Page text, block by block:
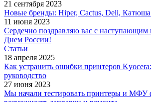
21 сентября 2023
Новые бренды: Hiper, Cactus, Deli,
11 июня 2023
Сердечно поздравляю вас с
Днем России!
Статьи
18 апреля 2025
Как устранить ошибки принтеров
руководство
27 июня 2023
Мы начали тестировать принтеры и МФУ